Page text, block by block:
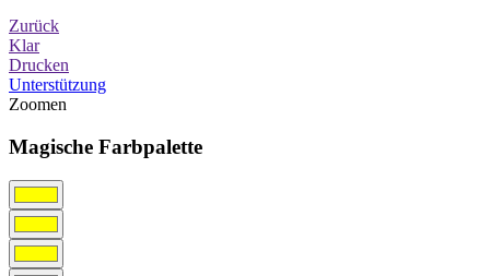
Zurück
Klar
Drucken
Unterstützung
Zoomen
Magische Farbpalette